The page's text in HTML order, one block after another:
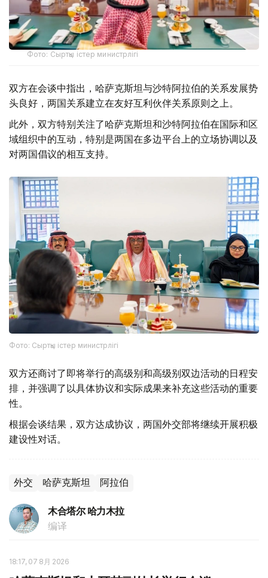
Фото: Сыртқы істер министрлігі
双方在会谈中指出，哈萨克斯坦与沙特阿拉伯的关系发展势
头良好，两国关系建立在友好互利伙伴关系原则之上。
此外，双方特别关注了哈萨克斯坦和沙特阿拉伯在国际和区
域组织中的互动，特别是两国在多边平台上的立场协调以及
对两国倡议的相互支持。
Фото: Сыртқы істер министрлігі
双方还商讨了即将举行的高级别和高级别双边活动的日程安
排，并强调了以具体协议和实际成果来补充这些活动的重要
性。
根据会谈结果，双方达成协议，两国外交部将继续开展积极
建设性对话。
外交 哈萨克斯坦 阿拉伯
木合塔尔 哈力木拉
编译
18:17, 07 8月 2026